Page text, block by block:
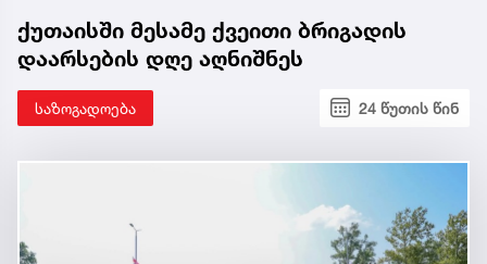
ქუთაისში მესამე ქვეითი ბრიგადის
დაარსების დღე აღნიშნეს
საზოგადოება 24 წუთის წინ